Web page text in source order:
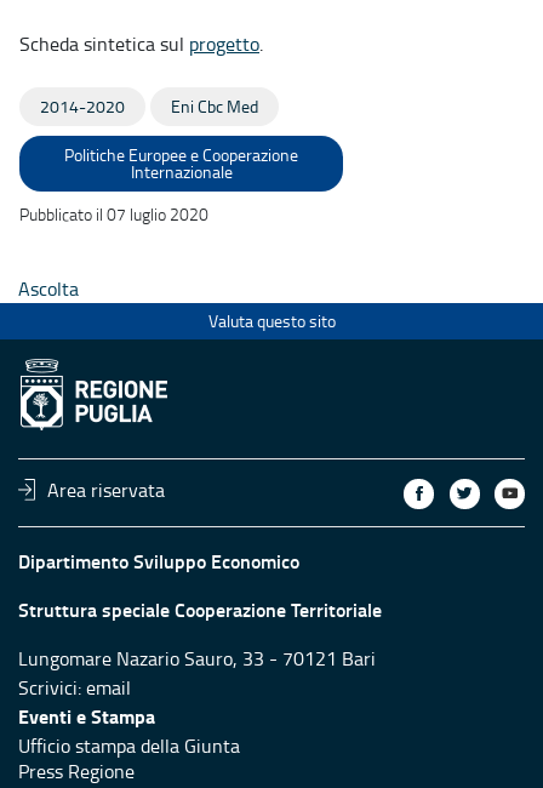
Scheda sintetica sul progetto.
2014-2020 Eni Cbc Med
Politiche Europee e Cooperazione
Internazionale
Pubblicato il 07 luglio 2020
Ascolta
Valuta questo sito
Area riservata
Dipartimento Sviluppo Economico
Struttura speciale Cooperazione Territoriale
Lungomare Nazario Sauro, 33 - 70121 Bari
Scrivici:email
Eventi e Stampa
Ufficio stampa della Giunta
Press Regione